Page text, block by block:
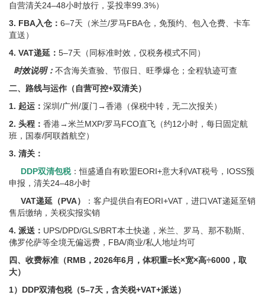
自营清关24–48小时放行，妥投率99.3%）
3. FBA入仓： 6–7天（米兰/罗马FBA仓，免预约、包入仓费、卡车
直送）
4. VAT递延： 5–7天（同标准时效，仅税务模式不同）
时效说明： 不含海关查验、节假日、旺季爆仓；全程轨迹可查
二、路线与运作（自营可控+双清关）
1. 起运： 深圳/广州/厦门→香港（保税中转，无二次报关）
2. 头程： 香港→米兰MXP/罗马FCO直飞（约12小时，每日固定航
班，国泰/阿联酋航空）
3. 清关：
DDP双清包税：恒盛通自有欧盟EORI+意大利VAT税号，IOSS预
申报，清关24–48小时
VAT递延（PVA）
：客户提供自有EORI+VAT，进口VAT递延至销
售后缴纳，关税实报实销
4. 派送： UPS/DPD/GLS/BRT本土快递，米兰、罗马、那不勒斯、
佛罗伦萨等全境无偏远费，FBA/商业/私人地址均可
四、收费标准（RMB，2026年6月，体积重=长×宽×高÷6000，取
大）
1）DDP双清包税（5–7天，含关税+VAT+派送）